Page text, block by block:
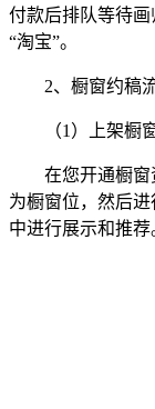
付款后排队等待
“淘宝”。
2、橱窗约稿流
（1）上架橱
在您开通橱窗
为橱窗位，然后
中进行展示和推荐